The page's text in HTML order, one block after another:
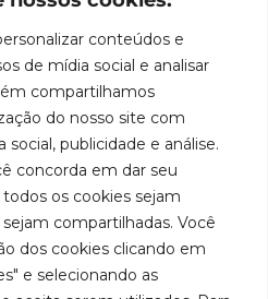
conteúdos e
de mídia social e analisar
compartilhamos
do nosso site com
social, publicidade e análise.
concorda em dar seu
os cookies sejam
compartilhadas. Você
dos cookies clicando em
e selecionando as
Localização
Rua
Tiradentes,
931 – Anexo
Franchini,
50/96
Bairro: Santa
Fale
Conosco
SAC: 0800
019 5050
Facebook
LinkedIn
Instagram